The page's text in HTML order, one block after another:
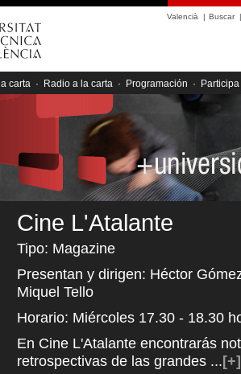
Valencià | Buscar|
carta · Radio a la carta · Programación · Participa
Cine L'Atalante
Tipo: Magazine
Presentan y dirigen: Héctor
Miquel Tello
Horario: Miércoles 17.30 - 18.30
En Cine L'Atalante encontrarás
retrospectivas de las grandes ...[+]